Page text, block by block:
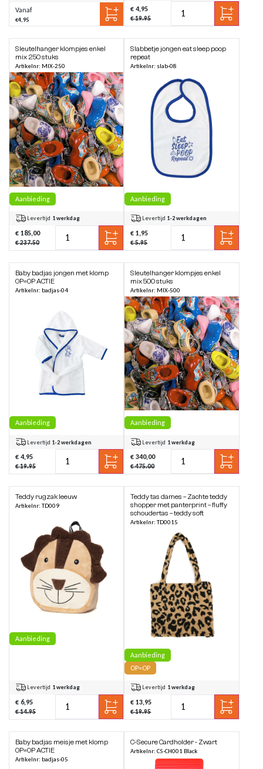
Vanaf
€4,95
€ 4,95
€ 19.95
Sleutelhanger klompjes enkel
mix 250 stuks
Artikelnr: MIX-250
Aanbieding
Levertijd 1 werkdag
€ 185,00
€ 237.50
Slabbetje jongen eat sleep poop
repeat
Artikelnr: slab-08
Aanbieding
Levertijd 1-2 werkdagen
€ 1,95
€ 5.95
Baby badjas jongen met klomp
OP=OP ACTIE
Artikelnr: badjas-04
Aanbieding
Levertijd 1-2 werkdagen
€ 4,95
€ 19.95
Sleutelhanger klompjes enkel
mix 500 stuks
Artikelnr: MIX-500
Aanbieding
Levertijd 1 werkdag
€ 340,00
€ 475.00
Teddy rugzak leeuw
Artikelnr: TD009
Aanbieding
Levertijd 1 werkdag
€ 6,95
€ 14.95
Teddy tas dames – Zachte teddy
shopper met panterprint – fluffy
schoudertas – teddy soft
Artikelnr: TD0015
Aanbieding
OP=OP
Levertijd 1 werkdag
€ 13,95
€ 19.95
Baby badjas meisje met klomp
OP=OP ACTIE
Artikelnr: badjas-05
C-Secure Cardholder - Zwart
Artikelnr: CS-CH001 Black